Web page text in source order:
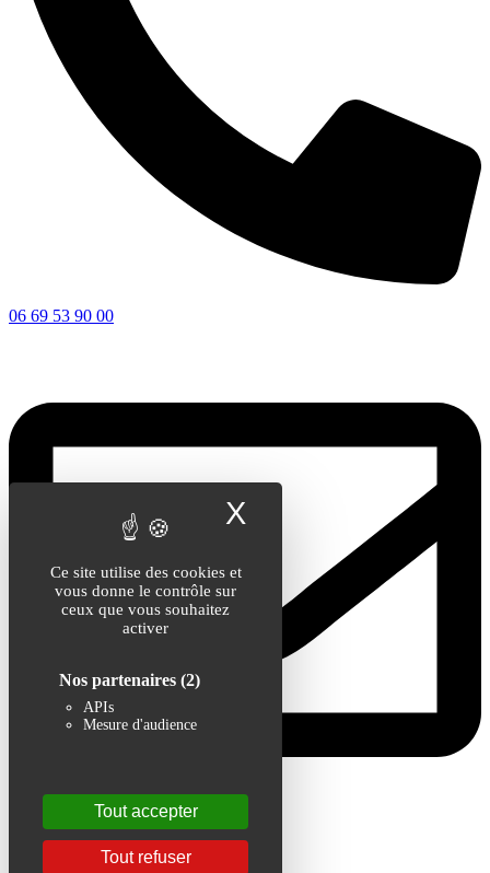
Ce site utilise des cookies et
vous donne le contrôle sur
ceux que vous souhaitez
activer
Nos partenaires (2)
APIs
Mesure d'audience
Tout accepter
Tout refuser
X Masquer le
06 69 53 90 00
redac@lateledelyonne.fr